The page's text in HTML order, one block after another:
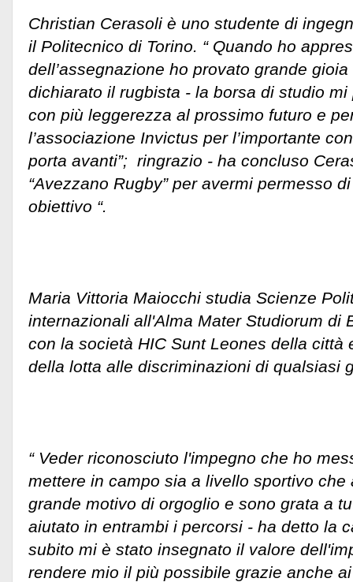
Christian Cerasoli è uno studente di
il Politecnico di Torino. “ Quando ho
dell’assegnazione ho provato grande
dichiarato il rugbista - la borsa di studio
con più leggerezza al prossimo futuro e
l’associazione Invictus per l’importante
porta avanti”; ringrazio - ha concluso
“Avezzano Rugby” per avermi permesso
obiettivo “.
Maria Vittoria Maiocchi studia Scienze
internazionali all'Alma Mater Studiorum di
con la società HIC Sunt Leones della città
della lotta alle discriminazioni di qualsiasi
“ Veder riconosciuto l'impegno che ho
mettere in campo sia a livello sportivo che
grande motivo di orgoglio e sono grata a
aiutato in entrambi i percorsi - ha detto la
subito mi è stato insegnato il valore
rendere mio il più possibile grazie anche